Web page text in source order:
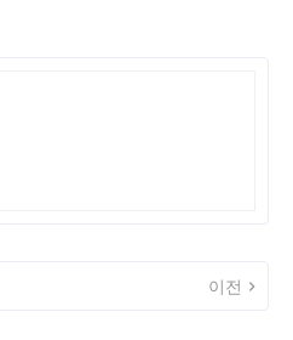
이전